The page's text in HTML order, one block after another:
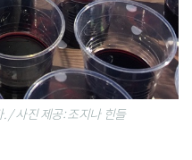
/ 사진 제공: 조지나 힌들